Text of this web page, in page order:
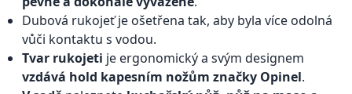
Dubová rukojeť je ošetřena tak, aby byla více odolná
vůči kontaktu s vodou.
Tvar rukojeti je ergonomický a svým designem
vzdává hold kapesním nožům značky Opinel.